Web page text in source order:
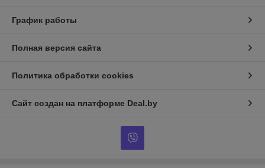
График работы
Полная версия сайта
Политика обработки cookies
Сайт создан на платформе Deal.by